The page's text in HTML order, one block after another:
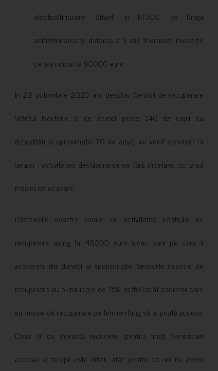
electrostimulare: Stiwell și RT300, pe lângă
achiziționarea și dotarea a 3 săli Therasuit, investiție
ce s-a ridicat la 90000 euro.
În 28 octombrie 2025 am deschis Centrul de recuperare
Sfântul Nectarie și de atunci peste 140 de copii cu
dizabilități și aproximativ 70 de adulți au venit constant la
terapii , activitatea desfășurându-se fără încetare, cu grad
maxim de ocupare.
Cheltuielile noastre lunare cu activitatea centrului de
recuperare ajung la 48000 euro lunar, bani pe care îi
acoperim din donații și sponsorizări. Serviciile noastre de
recuperare au o reducere de 75%, astfel încât pacienții care
au nevoie de recuperare pe termen lung să le poată accesa.
Chiar și cu această reducere, pentru mulți beneficiari
accesul la terapii este dificil, atât pentru că noi nu avem